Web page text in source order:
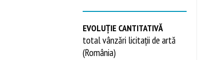
EVOLUȚIE CANTITATIVĂ
total vânzări licitații de artă
(România)